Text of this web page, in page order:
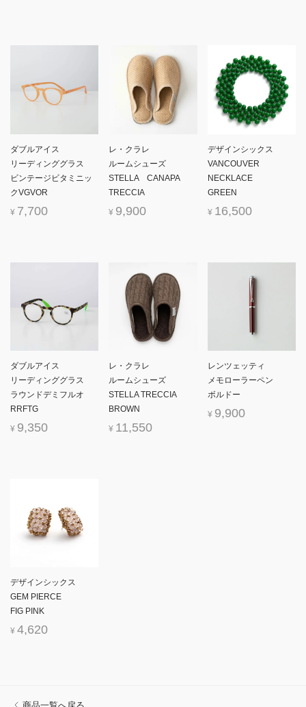
ダブルアイス
リーディンググラス
ビンテージビタミニッ
クVGVOR
¥ 7,700
レ・クラレ
ルームシューズ
STELLA CANAPA
TRECCIA
¥ 9,900
デザインシックス
VANCOUVER
NECKLACE
GREEN
¥ 16,500
ダブルアイス
リーディンググラス
ラウンドデミフルオ
RRFTG
¥ 9,350
レ・クラレ
ルームシューズ
STELLA TRECCIA
BROWN
¥ 11,550
レンツェッティ
メモローラーペン
ボルドー
¥ 9,900
デザインシックス
GEM PIERCE
FIG PINK
¥ 4,620